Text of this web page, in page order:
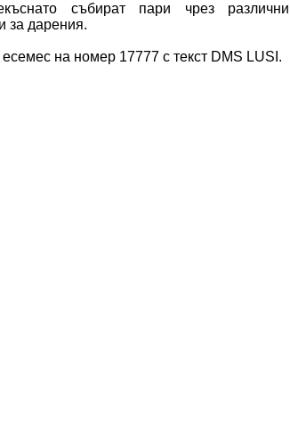
събират пари чрез различни
за дарения.
на номер 17777 с текст DMS LUSI.